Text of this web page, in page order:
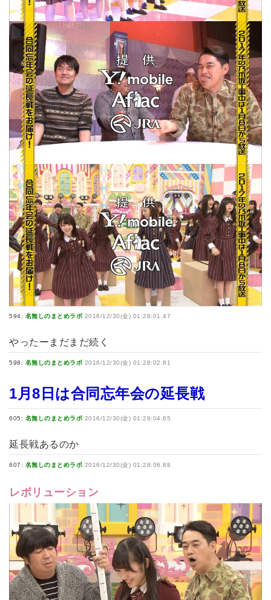
594: 名無しのまとめラボ 2016/12/30(金) 01:28:01.47
やったーまだまだ続く
598: 名無しのまとめラボ 2016/12/30(金) 01:28:02.81
1月8日は合同忘年会の延長戦
605: 名無しのまとめラボ 2016/12/30(金) 01:28:04.65
延長戦あるのか
607: 名無しのまとめラボ 2016/12/30(金) 01:28:06.88
レボリューション